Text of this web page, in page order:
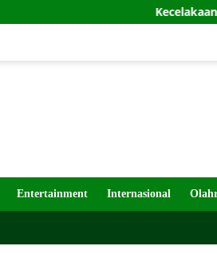
Kecelakaan Kapal Terus
Entertainment Internasional